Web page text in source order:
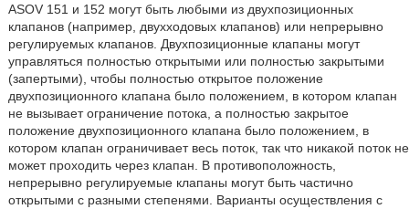
ASOV 151 и 152 могут быть любыми из двухпозиционных
клапанов (например, двухходовых клапанов) или непрерывно
регулируемых клапанов. Двухпозиционные клапаны могут
управляться полностью открытыми или полностью закрытыми
(запертыми), чтобы полностью открытое положение
двухпозиционного клапана было положением, в котором клапан
не вызывает ограничение потока, а полностью закрытое
положение двухпозиционного клапана было положением, в
котором клапан ограничивает весь поток, так что никакой поток не
может проходить через клапан. В противоположность,
непрерывно регулируемые клапаны могут быть частично
открытыми с разными степенями. Варианты осуществления с